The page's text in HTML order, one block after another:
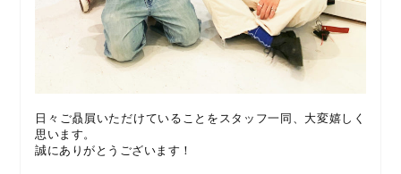
日々ご贔屓いただけていることをスタッフ一同、大変嬉しく
思います。
誠にありがとうございます！